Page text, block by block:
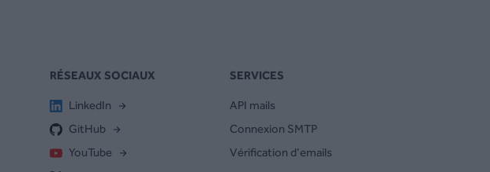
RÉSEAUX SOCIAUX
LinkedIn
GitHub
YouTube
SERVICES
API mails
Connexion SMTP
Vérification d’emails